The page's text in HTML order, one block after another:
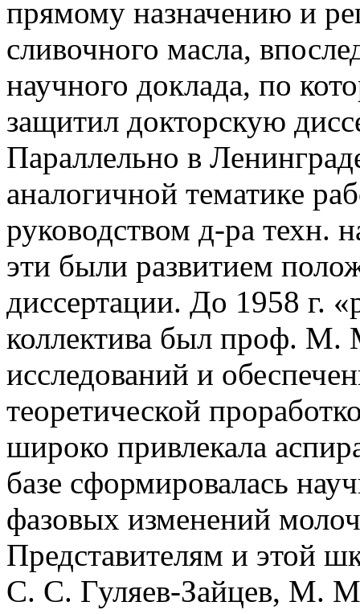
прямому назначению и
сливочного масла,
научного доклада, по
защитил докторскую
Параллельно в
аналогичной тематике
руководством д-ра техн.
эти были развитием
диссертации. До 1958 г.
коллектива был проф. М.
исследований и
теоретической
широко привлекала
базе сформировалась
фазовых изменений
Представителям и этой
С. С. Гуляев-Зайцев, М.